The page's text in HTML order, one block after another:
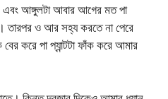
আঙ্গুলটা আবার আগের মত পা
তারপর ও আর সহ্য করতে না পেরে
করে পা প্যান্টটা ফাঁক করে আমার